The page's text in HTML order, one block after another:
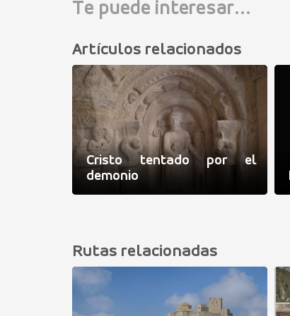
Te puede interesar...
Artículos relacionados
Cristo tentado por el
demonio
Rutas relacionadas